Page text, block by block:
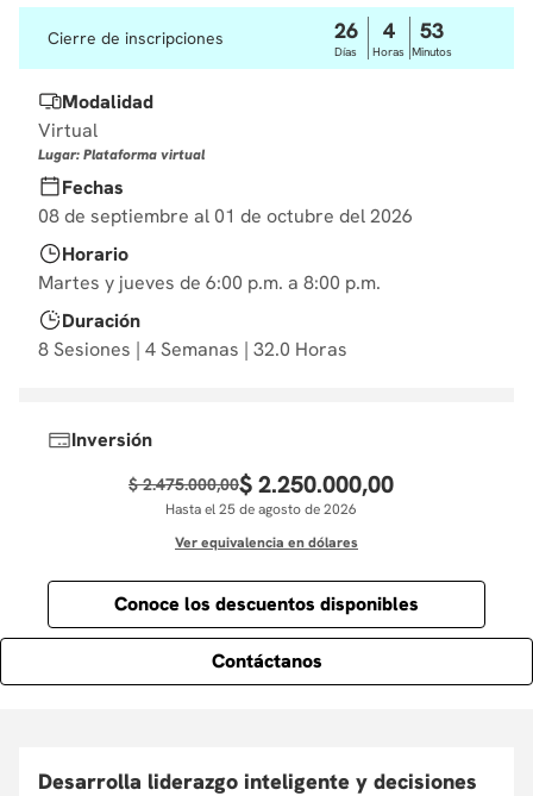
Cierre de inscripciones 26
Días
4
Horas
53
Minutos
Modalidad
Virtual
Lugar: Plataforma virtual
Fechas
08 de septiembre al 01 de octubre del 2026
Horario
Martes y jueves de 6:00 p.m. a 8:00 p.m.
Duración
8 Sesiones | 4 Semanas | 32.0 Horas
Inversión
$ 2.475.000,00$2.250.000,00
Hasta el 25 de agosto de 2026
Ver equivalencia en dólares
Conoce los descuentos disponibles
Contáctanos
Desarrolla liderazgo inteligente y decisiones